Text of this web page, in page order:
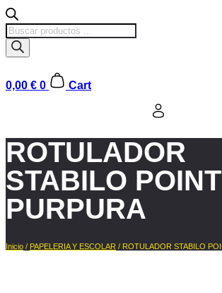
Búsqueda
de
productos
0,00 € 0 Cart
ROTULADOR
STABILO
PURPURA
Inicio / PAPELERIA Y ESCOLAR / ROTULADOR STABILO